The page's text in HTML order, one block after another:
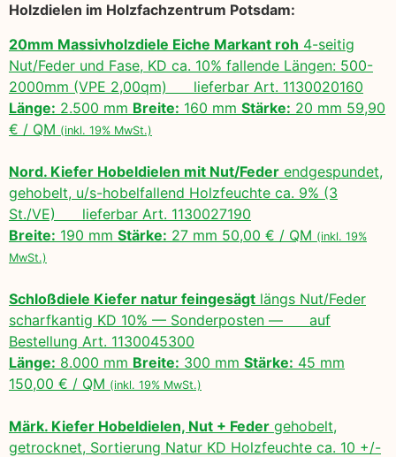
Holzdielen im Holzfachzentrum Potsdam:
20mm Massivholzdiele Eiche Markant roh 4-seitig
Nut/Feder und Fase, KD ca. 10% fallende Längen: 500-
2000mm (VPE 2,00qm) lieferbar Art. 1130020160
Länge: 2.500 mm Breite: 160 mm Stärke: 20 mm 59,90
€ / QM (inkl. 19% MwSt.)
Nord. Kiefer Hobeldielen mit Nut/Feder endgespundet,
gehobelt, u/s-hobelfallend Holzfeuchte ca. 9% (3
St./VE) lieferbar Art. 1130027190
Breite: 190 mm Stärke: 27 mm 50,00 € / QM (inkl. 19%
MwSt.)
Schloßdiele Kiefer natur feingesägt längs Nut/Feder
scharfkantig KD 10% — Sonderposten — auf
Bestellung Art. 1130045300
Länge: 8.000 mm Breite: 300 mm Stärke: 45 mm
150,00 € / QM (inkl. 19% MwSt.)
Märk. Kiefer Hobeldielen, Nut + Feder gehobelt,
getrocknet, Sortierung Natur KD Holzfeuchte ca. 10 +/-